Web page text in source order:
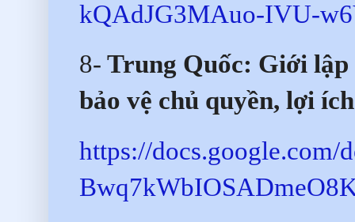
kQAdJG3MAuo-IVU-
8- Trung Quốc: Giới lập
bảo vệ chủ quyền, lợi
https://